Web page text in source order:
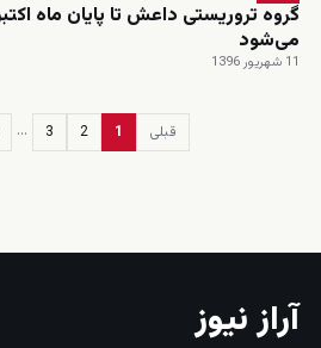
گروه تروریستی داعش تا پایان ماه
می‌شود
11 شهریور 1396
قبلی 1
2
3
…
آراز نیوز